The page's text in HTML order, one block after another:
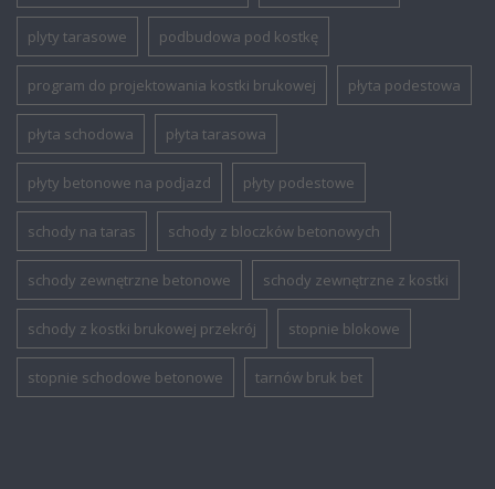
plyty tarasowe podbudowa pod kostkę
program do projektowania kostki brukowej płyta podestowa
płyta schodowa płyta tarasowa
płyty betonowe na podjazd płyty podestowe
schody na taras schody z bloczków betonowych
schody zewnętrzne betonowe schody zewnętrzne z kostki
schody z kostki brukowej przekrój stopnie blokowe
stopnie schodowe betonowe tarnów bruk bet